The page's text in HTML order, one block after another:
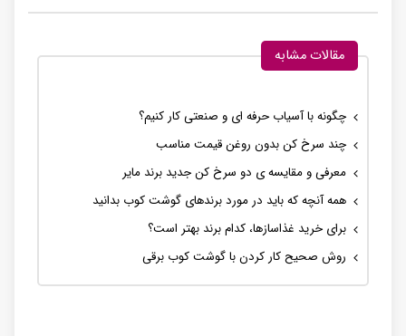
مقالات مشابه
چگونه با آسیاب حرفه ای و صنعتی کار کنیم؟
چند سرخ کن بدون روغن قیمت مناسب
معرفی و مقایسه ی دو سرخ کن جدید برند مایر
همه آنچه که باید در مورد برندهای گوشت کوب بدانید
برای خرید غذاسازها، کدام برند بهتر است؟
روش صحیح کار کردن با گوشت کوب برقی